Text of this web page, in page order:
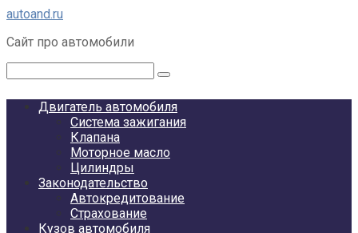
Перейти
контенту
autoand.ru
Сайт про автомобили
Двигатель автомобиля
Система зажигания
Клапана
Моторное масло
Цилиндры
Законодательство
Автокредитование
Страхование
Кузов автомобиля